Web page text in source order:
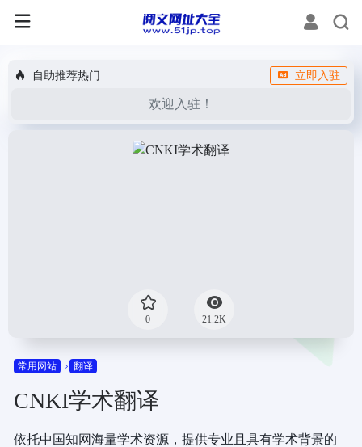
自助推荐热门 立即入驻
欢迎入驻！
0 21.2K
常用网站 翻译
CNKI学术翻译
依托中国知网海量学术资源，提供专业且具有学术背景的